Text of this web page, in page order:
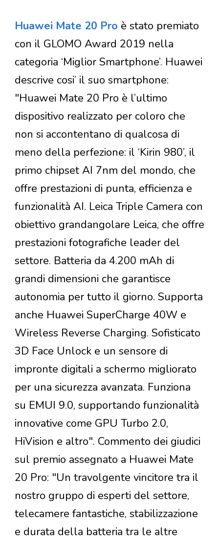
Huawei Mate 20 Pro è stato premiato
con il GLOMO Award 2019 nella
categoria ‘Miglior Smartphone’. Huawei
descrive cosi’ il suo smartphone:
"Huawei Mate 20 Pro è l’ultimo
dispositivo realizzato per coloro che
non si accontentano di qualcosa di
meno della perfezione: il ‘Kirin 980’, il
primo chipset AI 7nm del mondo, che
offre prestazioni di punta, efficienza e
funzionalità AI. Leica Triple Camera con
obiettivo grandangolare Leica, che offre
prestazioni fotografiche leader del
settore. Batteria da 4.200 mAh di
grandi dimensioni che garantisce
autonomia per tutto il giorno. Supporta
anche Huawei SuperCharge 40W e
Wireless Reverse Charging. Sofisticato
3D Face Unlock e un sensore di
impronte digitali a schermo migliorato
per una sicurezza avanzata. Funziona
su EMUI 9.0, supportando funzionalità
innovative come GPU Turbo 2.0,
HiVision e altro". Commento dei giudici
sul premio assegnato a Huawei Mate
20 Pro: "Un travolgente vincitore tra il
nostro gruppo di esperti del settore,
telecamere fantastiche, stabilizzazione
e durata della batteria tra le altre